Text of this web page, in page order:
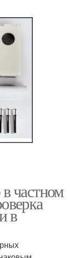
частном
в